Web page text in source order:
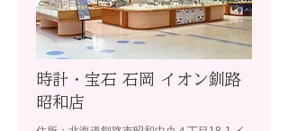
時計・宝石 石岡 イオン釧路
昭和店